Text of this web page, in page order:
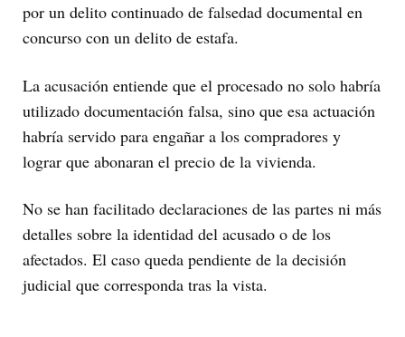
por un delito continuado de falsedad documental en
concurso con un delito de estafa.
La acusación entiende que el procesado no solo habría
utilizado documentación falsa, sino que esa actuación
habría servido para engañar a los compradores y
lograr que abonaran el precio de la vivienda.
No se han facilitado declaraciones de las partes ni más
detalles sobre la identidad del acusado o de los
afectados. El caso queda pendiente de la decisión
judicial que corresponda tras la vista.